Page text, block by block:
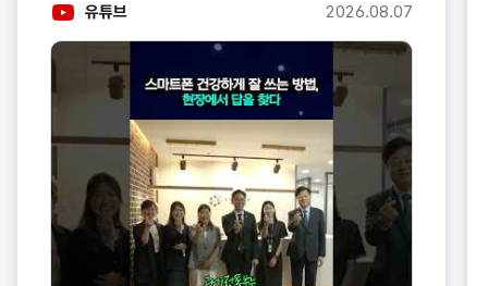
유튜브 2026.08.07
? ??? ??? ??, ?? ?????? #????? #?????? #???